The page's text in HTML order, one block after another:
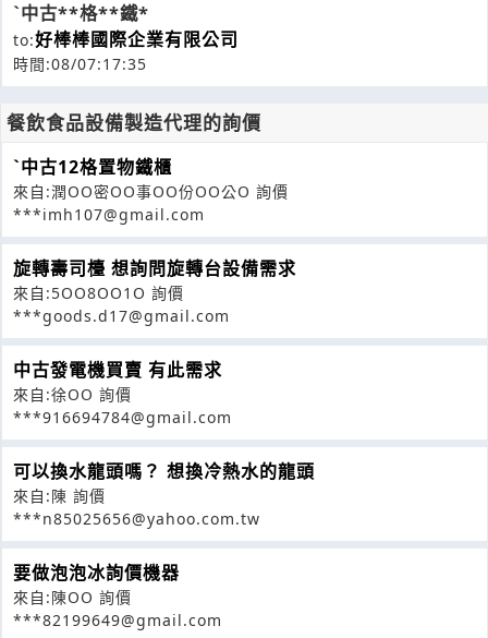
ˋ中古**格**鐵*
to:好棒棒國際企業有限公司
時間:08/07:17:35
餐飲食品設備製造代理的詢價
ˋ中古12格置物鐵櫃
來自:潤OO密OO事OO份OO公O 詢價
***imh107@gmail.com
旋轉壽司檯 想詢問旋轉台設備需求
來自:5OO8OO1O 詢價
***goods.d17@gmail.com
中古發電機買賣 有此需求
來自:徐OO 詢價
***916694784@gmail.com
可以換水龍頭嗎？ 想換冷熱水的龍頭
來自:陳 詢價
***n85025656@yahoo.com.tw
要做泡泡冰詢價機器
來自:陳OO 詢價
***82199649@gmail.com